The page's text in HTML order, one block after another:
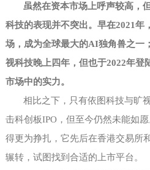
虽然在资本市场上呼声较高，
科技的表现并不突出。早在2021年
场，成为全球最大的AI独角兽之一
视科技晚上四年，但也于2022年登
市场中的实力。
相比之下，只有依图科技与旷
击科创板IPO，但至今仍然未能如
得更为挣扎，它先后在香港交易所
辗转，试图找到合适的上市平台。